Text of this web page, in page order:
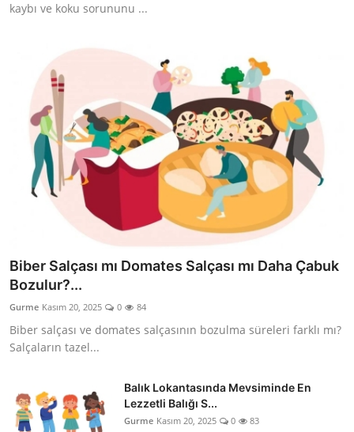
kaybı ve koku sorununu ...
Biber Salçası mı Domates Salçası mı Daha Çabuk
Bozulur?...
Gurme Kasım 20, 2025 0 84
Biber salçası ve domates salçasının bozulma süreleri farklı mı?
Salçaların tazel...
Balık Lokantasında Mevsiminde En
Lezzetli Balığı S...
Gurme Kasım 20, 2025 0 83